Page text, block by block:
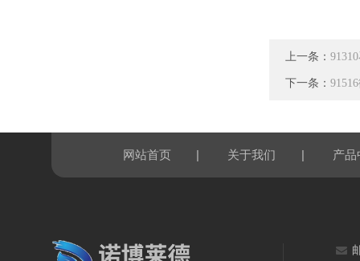
上一条：
下一条：
网站首页 | 关于我们 | 产品